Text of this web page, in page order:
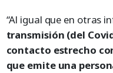
“Al igual que en otras
transmisión (del
contacto estrecho
que emite una